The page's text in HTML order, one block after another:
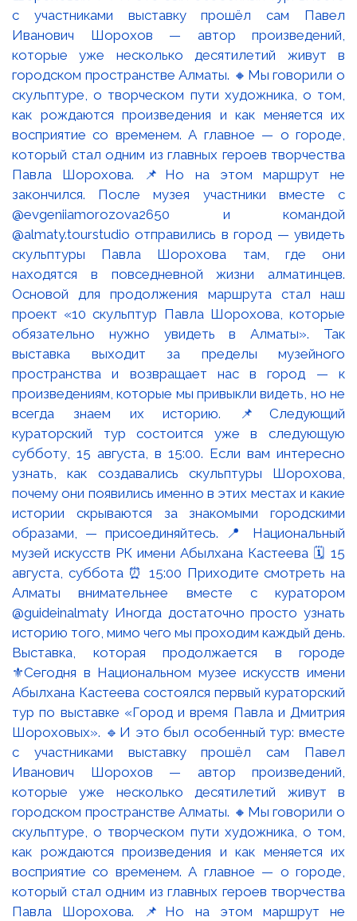
Выставка, которая продолжается в городе
⚜️Сегодня в Национальном музее искусств имени
Абылхана Кастеева состоялся первый кураторский
тур по выставке «Город и время Павла и Дмитрия
Шороховых». 🔹И это был особенный тур: вместе
с участниками выставку прошёл сам Павел
Иванович Шорохов — автор произведений,
которые уже несколько десятилетий живут в
городском пространстве Алматы. 🔸Мы говорили о
скульптуре, о творческом пути художника, о том,
как рождаются произведения и как меняется их
восприятие со временем. А главное — о городе,
который стал одним из главных героев творчества
Павла Шорохова. 📌Но на этом маршрут не